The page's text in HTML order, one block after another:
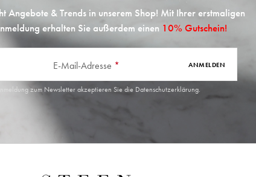
Angebote & Trends in unserem Shop! Mit Ihrer erstmaligen
erhalten Sie außerdem einen 10% Gutschein!
E-Mail-Adresse * ANMELDEN
zum Newsletter akzeptieren Sie die Datenschutzerklärung.